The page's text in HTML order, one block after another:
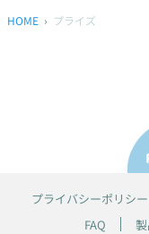
HOME プライズ
プライバシーポリシー
FAQ